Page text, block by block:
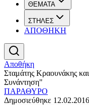
ΘΕΜΑΤΑ
ΣΤΗΛΕΣ
ΑΠΟΘΗΚΗ
Αποθήκη
Σταμάτης Κραουνάκης
Συνάντηση"
ΠΑΡΑΘΥΡΟ
Δημοσιεύθηκε